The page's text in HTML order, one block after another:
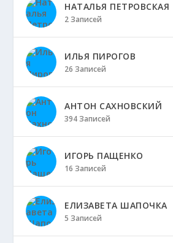
НАТАЛЬЯ ПЕТРОВСКАЯ
2 Записей
ИЛЬЯ ПИРОГОВ
26 Записей
АНТОН САХНОВСКИЙ
394 Записей
ИГОРЬ ПАЩЕНКО
16 Записей
ЕЛИЗАВЕТА ШАПОЧКА
5 Записей